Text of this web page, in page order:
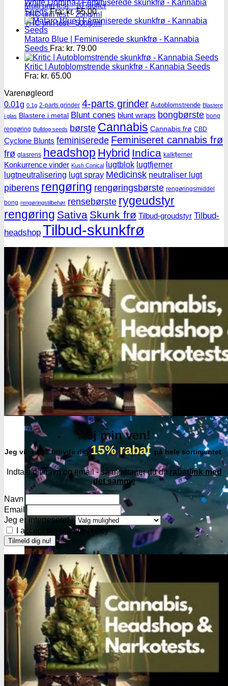
Multi urin test - 10 stoffer
THC urin test - 25ng/ml
THC urin test - 50ng/ml
White Domina | Feminiserede skunkfrø - Kannabia
Seeds Fra:kr.55.00
Mataro Blue | Feminiserede skunkfrø - Kannabia
Seeds Fra: kr. 79.00
Kritic | Autoblomstrende skunkfrø - Kannabia Seeds
Fra: kr. 65.00
Varenøgleord
0.01g 0.1g 2-parts grinder 4-parts grinder Autoblomstrende Blastere
i glas Blastere i metal Blunt cones blunt wraps bongbørste bong
rengøring Bulldog seeds børste Cannabis Cannabis frø CBD
Cyclone Blunts feminiserede Feminiseret cannabis frø
frø glasrens headshop Hybrid Indica kalkfjerner
Konkurrence vinder Kush Conical lugtblok lugtfjerner
lugtneutralisering lugt spray Medicinsk neutraliser lugt
piberens rengøring rengøringsbørste rengøringsmiddel
bong rengøringstilbehør rensebørste rygeudstyr
rengøring Sativa Skunk frø Tilbud-groudstyr Tilbud-
headshop Tilbud-skunkfrø
Hej min ven!
Jeg vil gerne tilbyde dig 15% rabatpå hele sortimentet
Indtast dit navn og email - så modtager du dit rabatlink med
det samme
Navn
Email
Jeg er interreseret i
I accept the privacy policy